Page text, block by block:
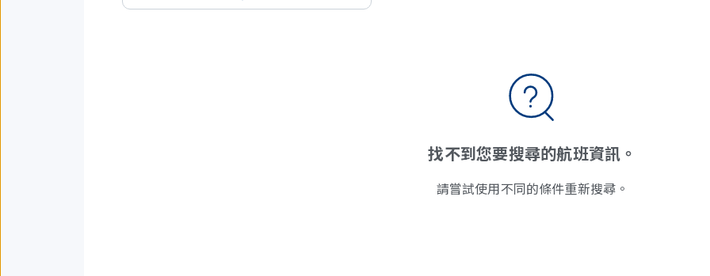
找不到您要搜尋的航班資訊。
請嘗試使用不同的條件重新搜尋。